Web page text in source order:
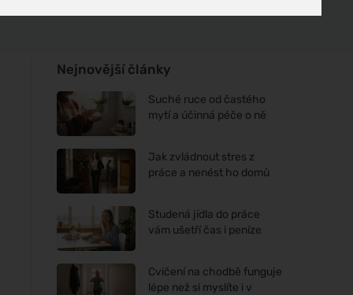
Nejnovější články
Suché ruce od častého
mytí a účinná péče o ně
Jak zvládnout stres z
práce a nenést ho domů
Studená jídla do práce
vám ušetří čas i peníze
Cvičení na chodbě funguje
lépe než si myslíte i v